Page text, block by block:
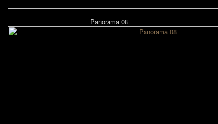
Panorama 08